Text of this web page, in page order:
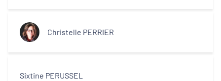
Christelle PERRIER
Sixtine PERUSSEL